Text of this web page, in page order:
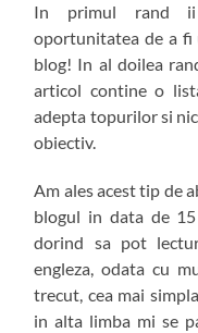
In primul rand
oportunitatea de a
blog! In al doilea
articol contine o
adepta topurilor si
obiectiv.
Am ales acest tip de
blogul in data de
dorind sa pot
engleza, odata cu
trecut, cea mai
in alta limba mi se